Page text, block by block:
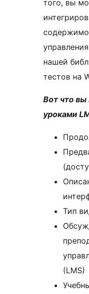
того, вы
нашей
тестов на
Вот что вы
уроками
Тип
(LMS)